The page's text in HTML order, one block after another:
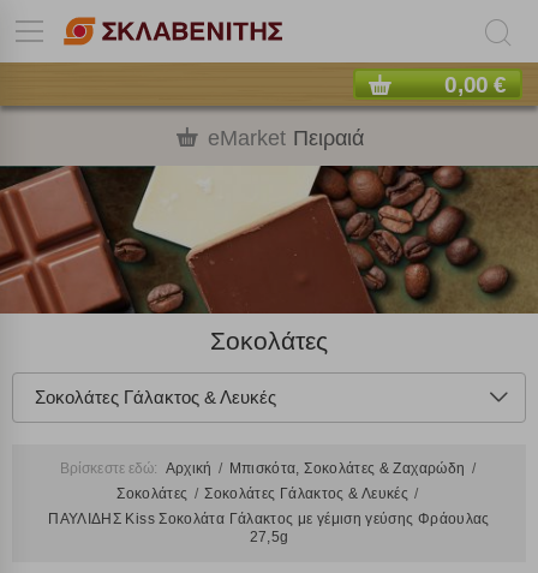
0,00 €
eMarket Πειραιά
Σοκολάτες
Σοκολάτες Γάλακτος & Λευκές
Βρίσκεστε εδώ: Αρχική
Μπισκότα, Σοκολάτες & Ζαχαρώδη
Σοκολάτες
Σοκολάτες Γάλακτος & Λευκές
ΠΑΥΛΙΔΗΣ Kiss Σοκολάτα Γάλακτος με γέμιση γεύσης Φράουλας
27,5g